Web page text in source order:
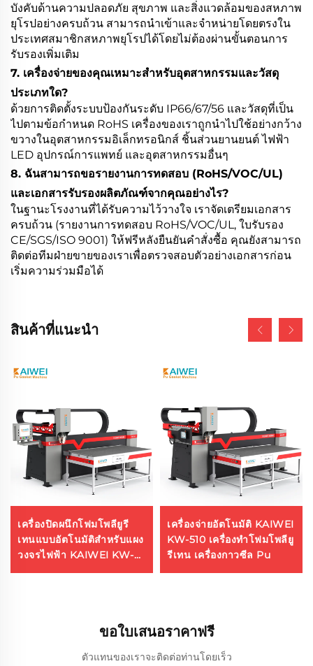
บังคับด้านความปลอดภัย สุขภาพ และสิ่งแวดล้อมของสหภาพ
ยุโรปอย่างครบถ้วน สามารถนำเข้าและจำหน่ายโดยตรงใน
ประเทศสมาชิกสหภาพยุโรปได้โดยไม่ต้องผ่านขั้นตอนการ
รับรองเพิ่มเติม
7. เครื่องจ่ายของคุณเหมาะสำหรับอุตสาหกรรมและวัสดุ
ประเภทใด?
ด้วยการติดตั้งระบบป้องกันระดับ IP66/67/56 และวัสดุที่เป็น
ไปตามข้อกำหนด RoHS เครื่องของเราถูกนำไปใช้อย่างกว้าง
ขวางในอุตสาหกรรมอิเล็กทรอนิกส์ ชิ้นส่วนยานยนต์ ไฟฟ้า
LED อุปกรณ์การแพทย์ และอุตสาหกรรมอื่นๆ
8. ฉันสามารถขอรายงานการทดสอบ (RoHS/VOC/UL)
และเอกสารรับรองผลิตภัณฑ์จากคุณอย่างไร?
ในฐานะโรงงานที่ได้รับความไว้วางใจ เราจัดเตรียมเอกสาร
ครบถ้วน (รายงานการทดสอบ RoHS/VOC/UL, ใบรับรอง
CE/SGS/ISO 9001) ให้ฟรีหลังยืนยันคำสั่งซื้อ คุณยังสามารถ
ติดต่อทีมฝ่ายขายของเราเพื่อตรวจสอบตัวอย่างเอกสารก่อน
เริ่มความร่วมมือได้
สินค้าที่แนะนำ
เครื่องปิดผนึกโฟมโพลียูรี
เทนแบบอัตโนมัติสำหรับแผง
วงจรไฟฟ้า KAIWEI KW-
510
เครื่องจ่ายอัตโนมัติ KAIWEI
KW-510 เครื่องทำโฟมโพลียู
รีเทน เครื่องกาวซีล Pu
ขอใบเสนอราคาฟรี
ตัวแทนของเราจะติดต่อท่านโดยเร็ว